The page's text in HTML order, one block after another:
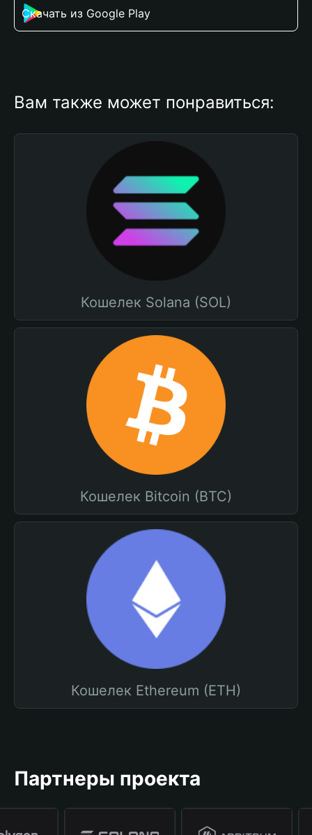
Скачать из Google Play
Вам также может понравиться:
Кошелек Solana (SOL)
Кошелек Bitcoin (BTC)
Кошелек Ethereum (ETH)
Партнеры проекта